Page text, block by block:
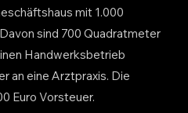
mit 1.000
sind 700 Quadratmeter
Handwerksbetrieb
an eine Arztpraxis. Die
Euro Vorsteuer.